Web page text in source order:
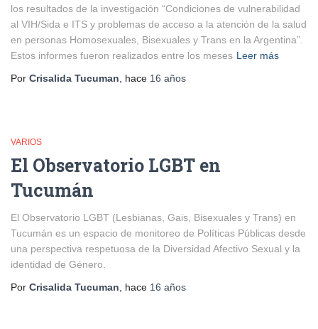
los resultados de la investigación “Condiciones de vulnerabilidad
al VIH/Sida e ITS y problemas de acceso a la atención de la salud
en personas Homosexuales, Bisexuales y Trans en la Argentina”.
Estos informes fueron realizados entre los meses Leer más
Por Crisalida Tucuman , hace 16 años
VARIOS
El Observatorio LGBT en
Tucumán
El Observatorio LGBT (Lesbianas, Gais, Bisexuales y Trans) en
Tucumán es un espacio de monitoreo de Políticas Públicas desde
una perspectiva respetuosa de la Diversidad Afectivo Sexual y la
identidad de Género.
Por Crisalida Tucuman , hace 16 años